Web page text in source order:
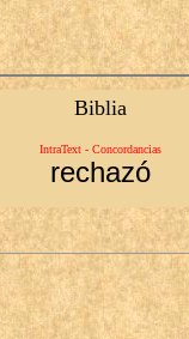
Biblia
IntraText - Concordancias
rechazó